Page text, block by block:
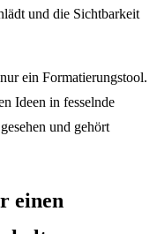
und die Sichtbarkeit
ein Formatierungstool.
Ideen in fesselnde
und gehört
einen